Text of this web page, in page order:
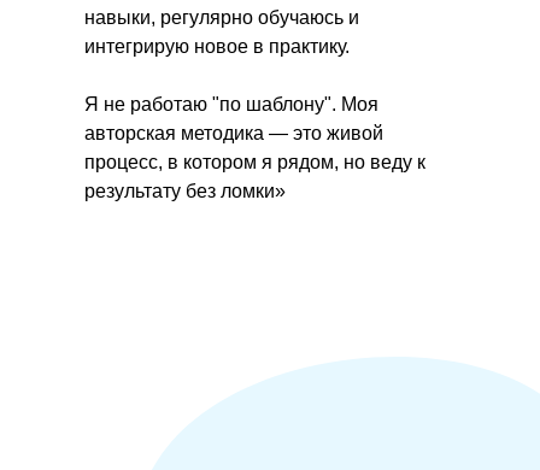
навыки, регулярно обучаюсь и
интегрирую новое в практику.
Я не работаю "по шаблону". Моя
авторская методика — это живой
процесс, в котором я рядом, но веду к
результату без ломки»